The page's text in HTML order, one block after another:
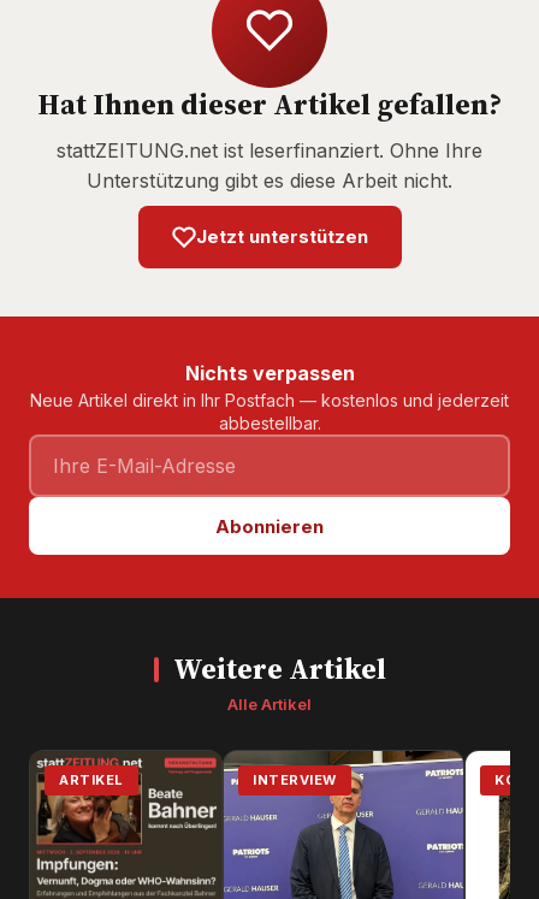
Hat Ihnen dieser Artikel gefallen?
stattZEITUNG.net ist leserfinanziert. Ohne Ihre
Unterstützung gibt es diese Arbeit nicht.
Jetzt unterstützen
Nichts verpassen
Neue Artikel direkt in Ihr Postfach — kostenlos und jederzeit
abbestellbar.
Abonnieren
Weitere Artikel
Alle Artikel
ARTIKEL INTERVIEW